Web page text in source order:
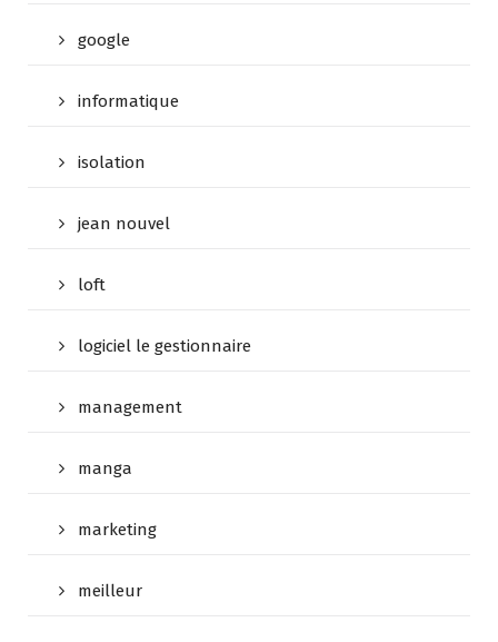
google
informatique
isolation
jean nouvel
loft
logiciel le gestionnaire
management
manga
marketing
meilleur